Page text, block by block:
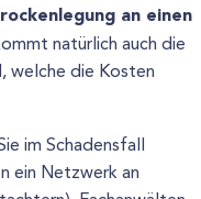
an einen
natürlich auch die
welche die Kosten
im Schadensfall
ein Netzwerk an